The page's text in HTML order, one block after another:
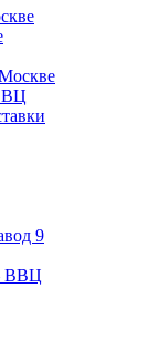
9
ВВЦ